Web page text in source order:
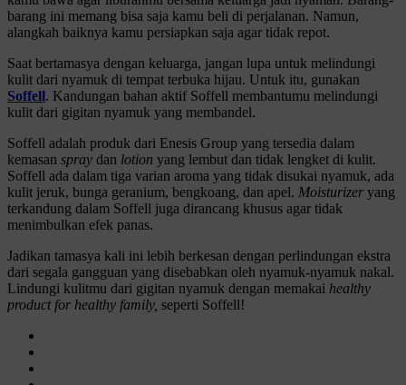
barang ini memang bisa saja kamu beli di perjalanan. Namun,
alangkah baiknya kamu persiapkan saja agar tidak repot.
Saat bertamasya dengan keluarga, jangan lupa untuk melindungi
kulit dari nyamuk di tempat terbuka hijau. Untuk itu, gunakan
Soffell. Kandungan bahan aktif Soffell membantumu melindungi
kulit dari gigitan nyamuk yang membandel.
Soffell adalah produk dari Enesis Group yang tersedia dalam
kemasan spray dan lotion yang lembut dan tidak lengket di kulit.
Soffell ada dalam tiga varian aroma yang tidak disukai nyamuk, ada
kulit jeruk, bunga geranium, bengkoang, dan apel. Moisturizer yang
terkandung dalam Soffell juga dirancang khusus agar tidak
menimbulkan efek panas.
Jadikan tamasya kali ini lebih berkesan dengan perlindungan ekstra
dari segala gangguan yang disebabkan oleh nyamuk-nyamuk nakal.
Lindungi kulitmu dari gigitan nyamuk dengan memakai healthy
product for healthy family, seperti Soffell!